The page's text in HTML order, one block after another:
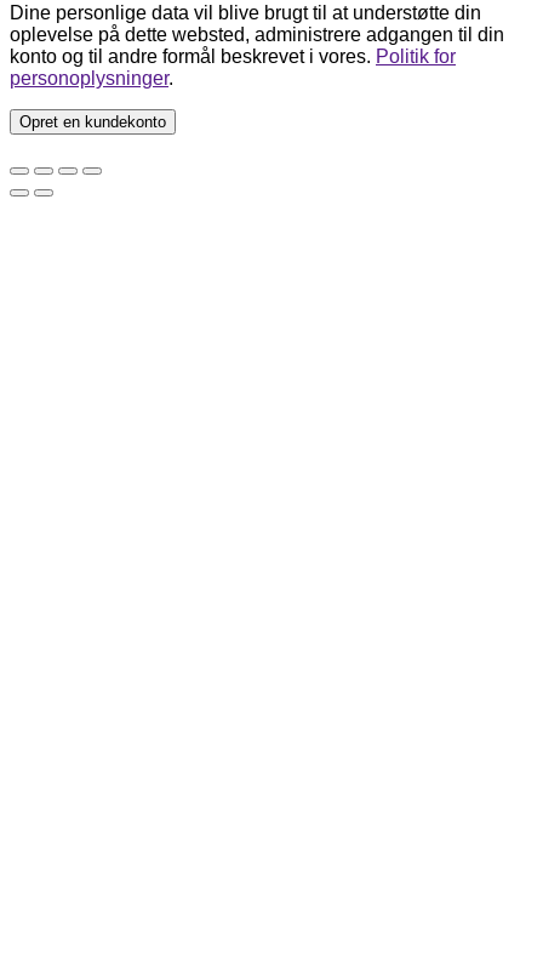
Dine personlige data vil blive brugt til at understøtte din
oplevelse på dette websted, administrere adgangen til din
konto og til andre formål beskrevet i vores. Politik for
personoplysninger.
Opret en kundekonto